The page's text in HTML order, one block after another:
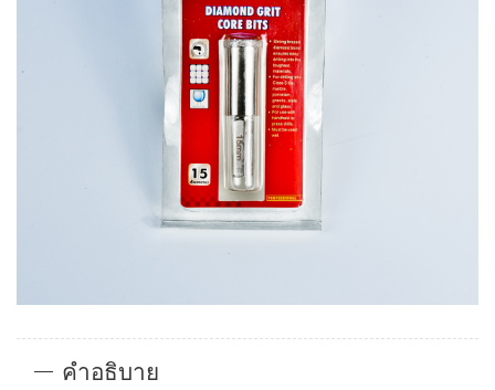
คำอธิบาย